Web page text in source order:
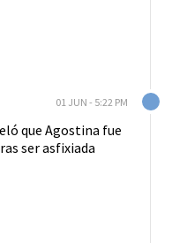
01 JUN - 5:22 PM